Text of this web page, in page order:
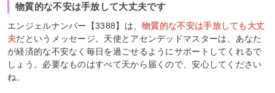
物質的な不安は手放して大丈夫です
エンジェルナンバー【3388】は、物質的な不安は手放しても大丈
夫だというメッセージ。天使とアセンデッドマスターは、あなた
が経済的な不安なく毎日を過ごせるようにサポートしてくれるで
しょう。必要なものはすべて天から届くので、安心してください
ね。